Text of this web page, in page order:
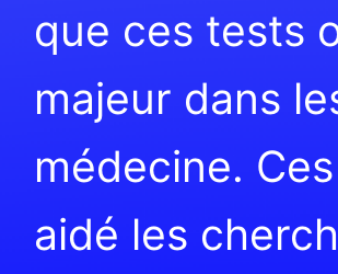
que ces tests
majeur dans
médecine.
aidé les